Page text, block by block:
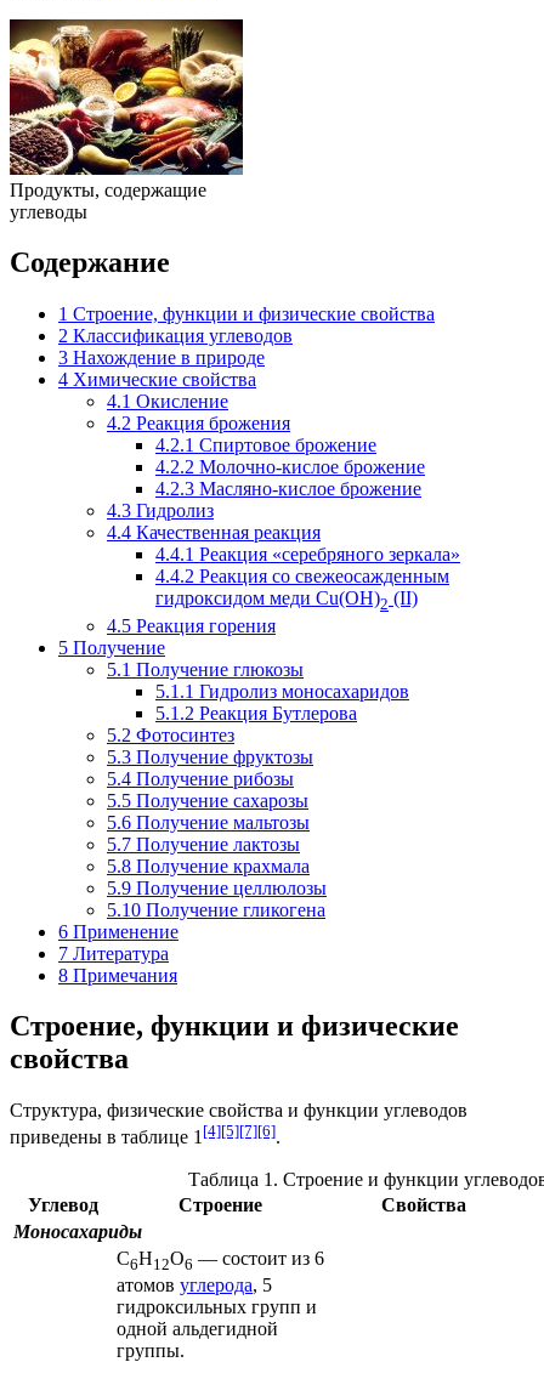
Продукты, содержащие
углеводы
Содержание
1 Строение, функции и физические свойства
2 Классификация углеводов
3 Нахождение в природе
4 Химические свойства
4.1 Окисление
4.2 Реакция брожения
4.2.1 Спиртовое брожение
4.2.2 Молочно-кислое брожение
4.2.3 Масляно-кислое брожение
4.3 Гидролиз
4.4 Качественная реакция
4.4.1 Реакция «серебряного зеркала»
4.4.2 Реакция со свежеосажденным
гидроксидом меди Cu(OH)2 (II)
4.5 Реакция горения
5 Получение
5.1 Получение глюкозы
5.1.1 Гидролиз моносахаридов
5.1.2 Реакция Бутлерова
5.2 Фотосинтез
5.3 Получение фруктозы
5.4 Получение рибозы
5.5 Получение сахарозы
5.6 Получение мальтозы
5.7 Получение лактозы
5.8 Получение крахмала
5.9 Получение целлюлозы
5.10 Получение гликогена
6 Применение
7 Литература
8 Примечания
Строение, функции и физические
свойства
Структура, физические свойства и функции углеводов
приведены в таблице 1[4][5][7][6].
Таблица 1. Строение и функции
Углевод
Строение
Свойства
Моносахариды
С6Н12O6 — состоит из 6
атомов углерода, 5
гидроксильных групп и
одной альдегидной
группы.